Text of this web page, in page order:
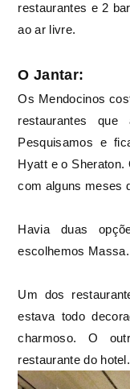
restaurantes e 2
ao ar livre.
O Jantar:
Os Mendocinos
restaurantes
Pesquisamos e
Hyatt e o
com alguns meses
Havia duas
escolhemos Massa.
Um dos
estava todo
charmoso. O
restaurante do hotel.